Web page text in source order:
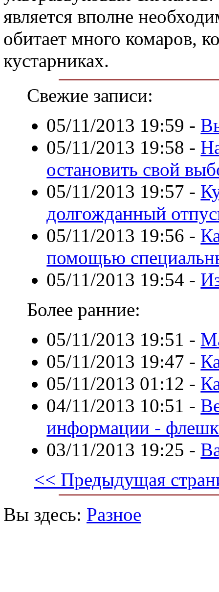
является вполне
обитает много комаров,
кустарниках.
Свежие записи:
05/11/2013 19:59 -
05/11/2013 19:58 -
остановить свой
05/11/2013 19:57 -
долгожданный
05/11/2013 19:56 -
помощью
05/11/2013 19:54 -
Более ранние:
05/11/2013 19:51 -
05/11/2013 19:47 -
05/11/2013 01:12 -
04/11/2013 10:51 -
информации -
03/11/2013 19:25 -
<< Предыдущая
Вы здесь: Разное